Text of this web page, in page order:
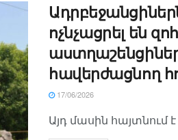
ոչնչացրել են
հավերժացնող
17/06/2026
Այդ մասին հայտնում է